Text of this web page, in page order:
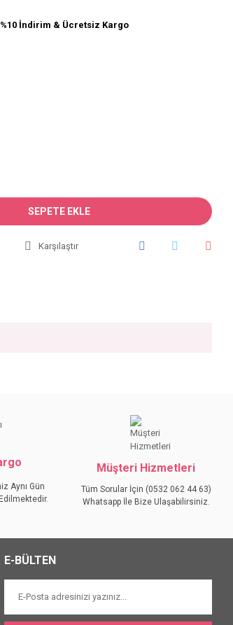
İndirim & Ücretsiz Kargo
SEPETE EKLE
Karşılaştır
Aynı Gün
Müşteri Hizmetleri
Tüm Sorular İçin (0532 062 44 63)
Whatsapp İle Bize Ulaşabilirsiniz.
E-BÜLTEN